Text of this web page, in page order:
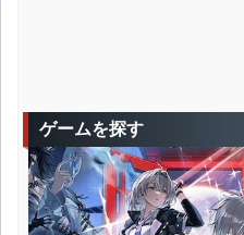
ゲームを探す